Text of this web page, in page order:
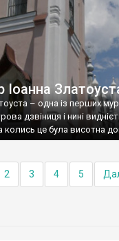
Іоанна
– одна із перших
дзвіниця і нині
колись це була висотна
2 3 4 5